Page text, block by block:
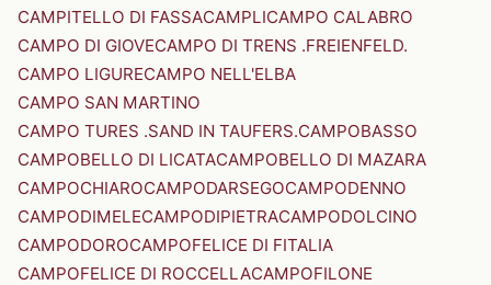
CAMPITELLO DI FASSACAMPLICAMPO CALABRO
CAMPO DI GIOVECAMPO DI TRENS .FREIENFELD.
CAMPO LIGURECAMPO NELL'ELBA
CAMPO SAN MARTINO
CAMPO TURES .SAND IN TAUFERS.CAMPOBASSO
CAMPOBELLO DI LICATACAMPOBELLO DI MAZARA
CAMPOCHIAROCAMPODARSEGOCAMPODENNO
CAMPODIMELECAMPODIPIETRACAMPODOLCINO
CAMPODOROCAMPOFELICE DI FITALIA
CAMPOFELICE DI ROCCELLACAMPOFILONE